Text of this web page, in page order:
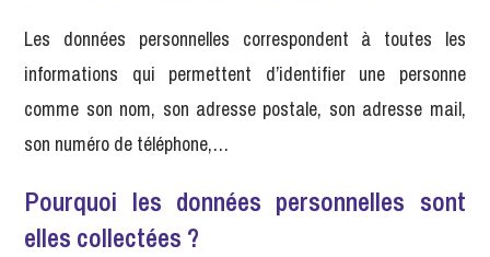
Les données personnelles correspondent à toutes les
informations qui permettent d’identifier une personne
comme son nom, son adresse postale, son adresse mail,
son numéro de téléphone,…
Pourquoi les données personnelles sont
elles collectées ?